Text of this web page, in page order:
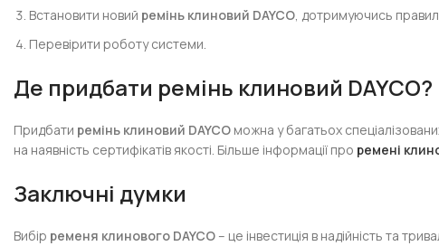
Встановити новий ремінь клиновий DAYCO, дотримуючись
Перевірити роботу системи.
Де придбати ремінь клиновий DAYCO?
Придбати ремінь клиновий DAYCO можна у багатьох
на наявність сертифікатів якості. Більше інформації про ремені
Заключні думки
Вибір ременя клинового DAYCO – це інвестиція в надійність та